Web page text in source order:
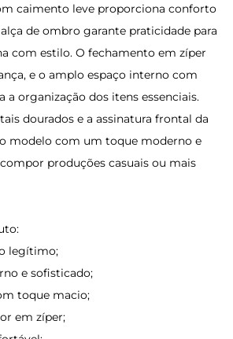
caimento leve proporciona conforto
de ombro garante praticidade para
com estilo. O fechamento em zíper
e o amplo espaço interno com
a organização dos itens essenciais.
dourados e a assinatura frontal da
modelo com um toque moderno e
produções casuais ou mais
legítimo;
e sofisticado;
toque macio;
em zíper;